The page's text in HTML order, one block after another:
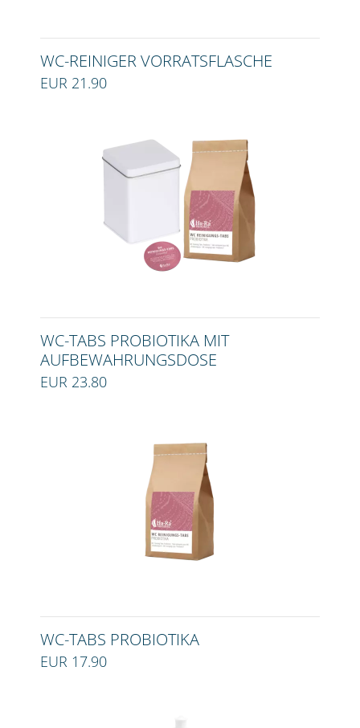
WC-REINIGER VORRATSFLASCHE
EUR 21.90
WC-TABS PROBIOTIKA MIT
AUFBEWAHRUNGSDOSE
EUR 23.80
WC-TABS PROBIOTIKA
EUR 17.90